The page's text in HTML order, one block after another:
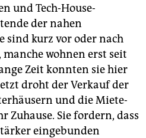
und Tech-House-
der nahen
sind kurz vor oder nach
manche wohnen erst seit
Zeit konnten sie hier
droht der Verkauf der
und die Mie­te­
Sie fordern, dass
eingebunden